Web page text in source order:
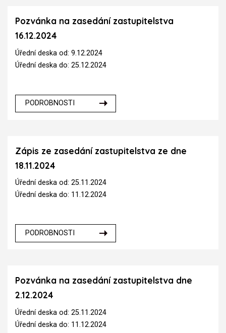
Pozvánka na zasedání zastupitelstva
16.12.2024
Úřední deska od: 9.12.2024
Úřední deska do: 25.12.2024
PODROBNOSTI
Zápis ze zasedání zastupitelstva ze dne
18.11.2024
Úřední deska od: 25.11.2024
Úřední deska do: 11.12.2024
PODROBNOSTI
Pozvánka na zasedání zastupitelstva dne
2.12.2024
Úřední deska od: 25.11.2024
Úřední deska do: 11.12.2024